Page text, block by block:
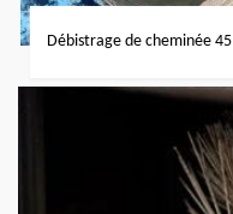
Débistrage de cheminée 45